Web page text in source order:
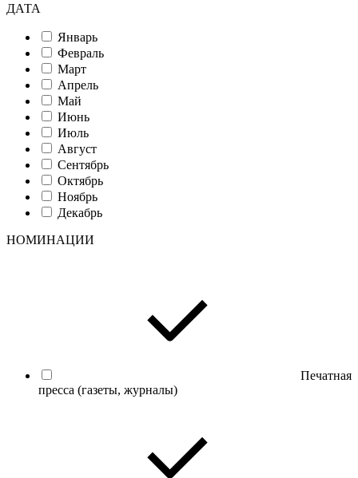
ДАТА
Январь
Февраль
Март
Апрель
Май
Июнь
Июль
Август
Сентябрь
Октябрь
Ноябрь
Декабрь
НОМИНАЦИИ
Печатная
пресса (газеты, журналы)